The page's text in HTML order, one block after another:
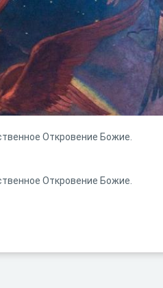
Откровение Божие.
Откровение Божие.